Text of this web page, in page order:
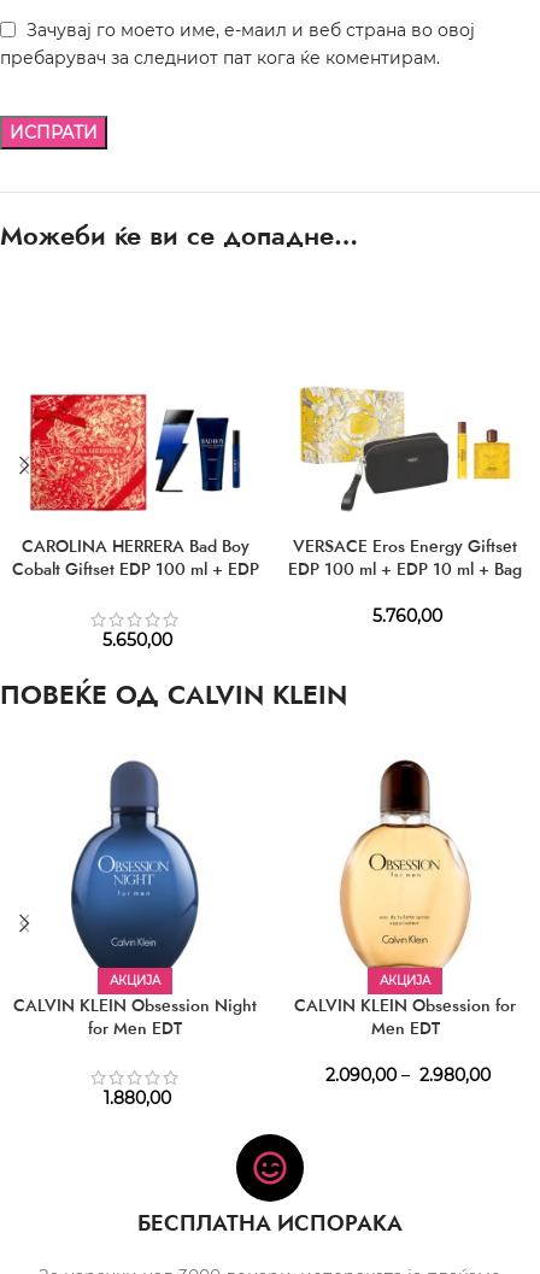
Зачувај го моето име, е-маил и веб страна во овој
пребарувач за следниот пат кога ќе коментирам.
Можеби ќе ви се допадне…
CAROLINA HERRERA Bad Boy
Cobalt Giftset EDP 100 ml + EDP
5.650,00
VERSACE Eros Energy Giftset
EDP 100 ml + EDP 10 ml + Bag
5.760,00
ПОВЕЌЕ ОД CALVIN KLEIN
АКЦИЈА
CALVIN KLEIN Obsession Night
for Men EDT
1.880,00
АКЦИЈА
CALVIN KLEIN Obsession for
Men EDT
2.090,00 – 2.980,00
БЕСПЛАТНА ИСПОРАКА